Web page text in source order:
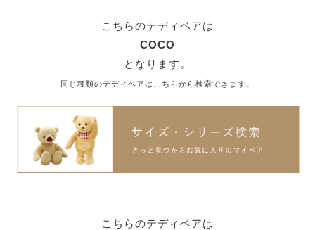
こちらのテディベアは
COCO
となります。
同じ種類のテディベアはこちらから検索できます。
こちらのテディベアは